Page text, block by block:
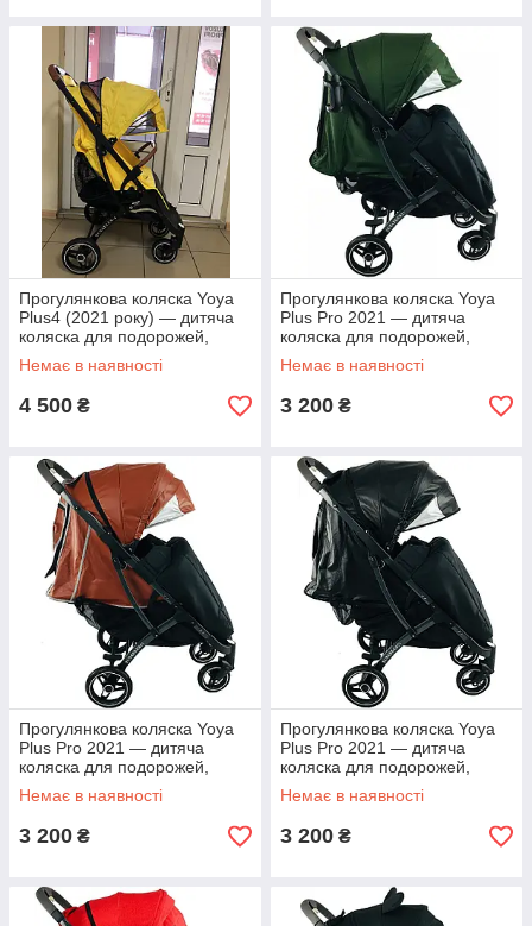
Прогулянкова коляска Yoya
Plus4 (2021 року) — дитяча
коляска для подорожей,
ручне поклажа, жовта
Немає в наявності
4 500 ₴
Прогулянкова коляска Yoya
Plus Pro 2021 — дитяча
коляска для подорожей,
ручне поклажа, зелена
Немає в наявності
3 200 ₴
Прогулянкова коляска Yoya
Plus Pro 2021 — дитяча
коляска для подорожей,
ручне поклажа, коричнева
екошкіра
Немає в наявності
3 200 ₴
Прогулянкова коляска Yoya
Plus Pro 2021 — дитяча
коляска для подорожей,
ручне поклажа, чорна
екошкіра
Немає в наявності
3 200 ₴